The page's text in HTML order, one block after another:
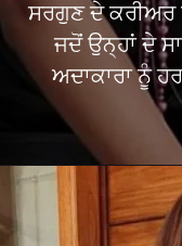
ਸਰਗੁਣ ਦੇ
ਜਦੋਂ ਉਨ੍ਹਾਂ ਦੇ
ਅਦਾਕਾਰਾ ਨੂੰ